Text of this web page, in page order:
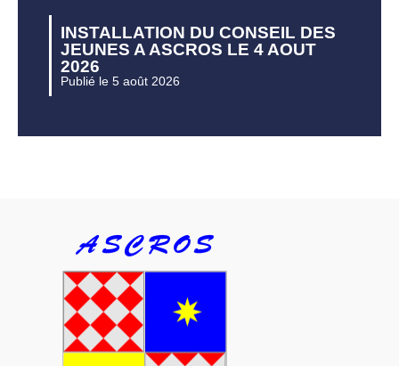
INSTALLATION DU CONSEIL DES
JEUNES A ASCROS LE 4 AOUT
2026
Publié le 5 août 2026